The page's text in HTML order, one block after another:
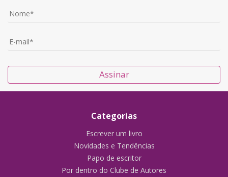
Assinar
Categorias
Escrever um livro
Novidades e Tendências
Papo de escritor
Por dentro do Clube de Autores